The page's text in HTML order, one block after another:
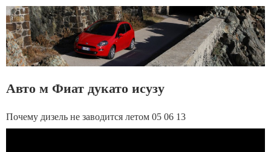
Авто м Фиат дукато исузу
Почему дизель не заводится летом 05 06 13